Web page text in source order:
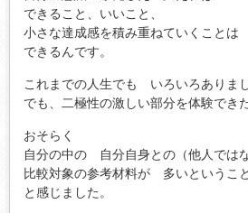
できること、いいこと、
小さな達成感を積み重ねていくことは
できるんです。
これまでの人生でも いろいろありまし
でも、二極性の激しい部分を体験でき
おそらく
自分の中の 自分自身との（他人ではな
比較対象の参考材料が 多いというこ
と感じました。